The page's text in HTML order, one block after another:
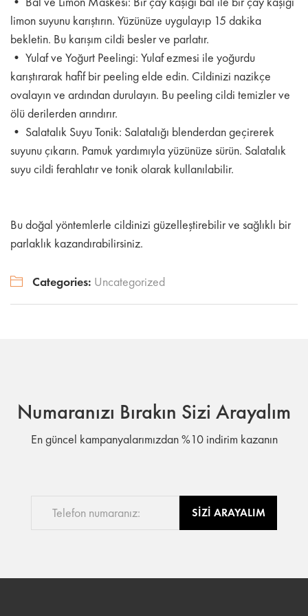
limon suyunu karıştırın. Yüzünüze uygulayıp 15 dakika
bekletin. Bu karışım cildi besler ve parlatır.
• Yulaf ve Yoğurt Peelingi: Yulaf ezmesi ile yoğurdu
karıştırarak hafif bir peeling elde edin. Cildinizi nazikçe
ovalayın ve ardından durulayın. Bu peeling cildi temizler ve
ölü derilerden arındırır.
• Salatalık Suyu Tonik: Salatalığı blenderdan geçirerek
suyunu çıkarın. Pamuk yardımıyla yüzünüze sürün. Salatalık
suyu cildi ferahlatır ve tonik olarak kullanılabilir.
Bu doğal yöntemlerle cildinizi güzelleştirebilir ve sağlıklı bir
parlaklık kazandırabilirsiniz.
Categories: Uncategorized
Numaranızı Bırakın Sizi Arayalım
En güncel kampanyalarımızdan %10 indirim kazanın
SİZİ ARAYALIM